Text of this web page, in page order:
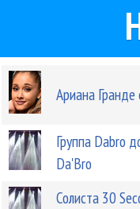
Ариана Гранде
Группа Dabro
Da'Bro
Солиста 30